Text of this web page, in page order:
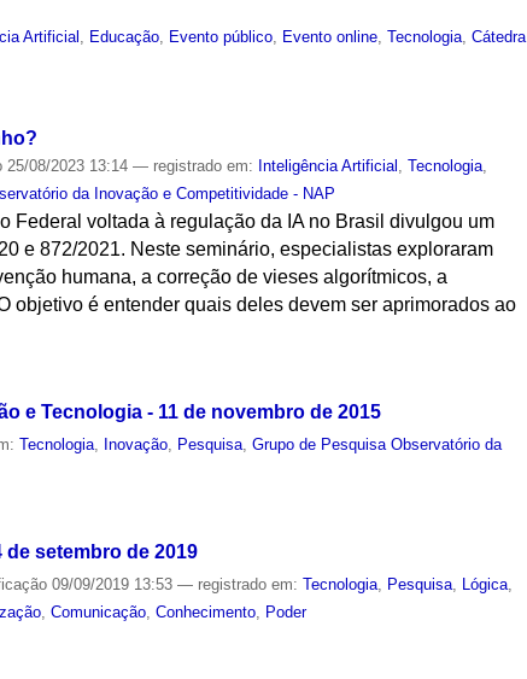
Artificial Educação Evento público Evento online ,Tecnologia ,Cátedra
25/08/2023 13:14— registrado em: Inteligência Artificial ,Tecnologia,
da Inovação e Competitividade - NAP
Federal voltada à regulação da IA no Brasil divulgou um
e 872/2021. Neste seminário, especialistas exploraram
humana, a correção de vieses algorítmicos, a
objetivo é entender quais deles devem ser aprimorados ao
e Tecnologia - 11 de novembro de 2015
Tecnologia, Inovação, Pesquisa,Grupo de Pesquisa Observatório da
setembro de 2019
09/09/2019 13:53— registrado em:Tecnologia Pesquisa Lógica
,Comunicação ,Conhecimento Poder